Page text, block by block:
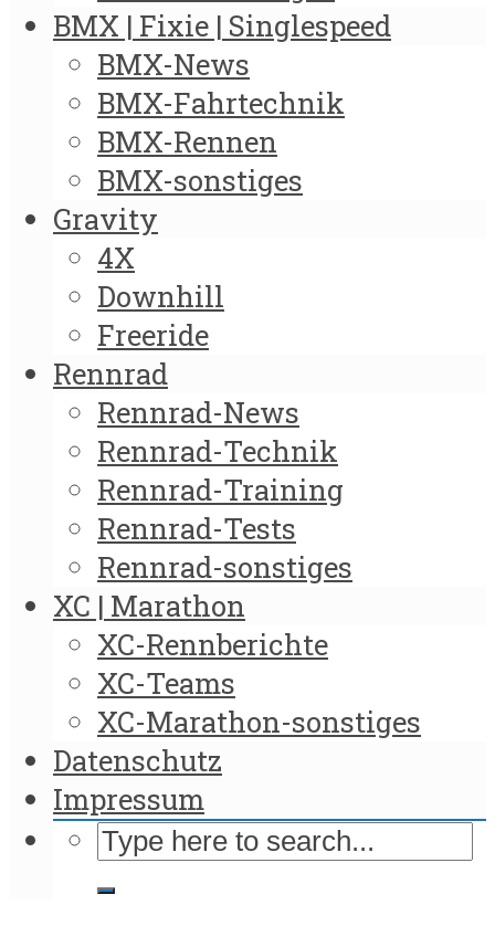
BMX | Fixie | Singlespeed
BMX-News
BMX-Fahrtechnik
BMX-Rennen
BMX-sonstiges
Gravity
4X
Downhill
Freeride
Rennrad
Rennrad-News
Rennrad-Technik
Rennrad-Training
Rennrad-Tests
Rennrad-sonstiges
XC | Marathon
XC-Rennberichte
XC-Teams
XC-Marathon-sonstiges
Datenschutz
Impressum